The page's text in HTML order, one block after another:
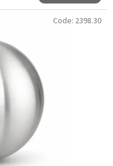
Code: 2398.30